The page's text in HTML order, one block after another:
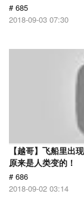
# 685
2018-09-03 07:30
【越哥】飞船里出
原来是人类变的！
# 686
2018-09-02 03:14